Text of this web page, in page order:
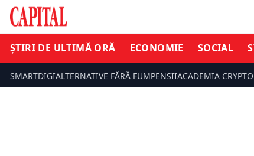
ȘTIRI DE ULTIMĂ ORĂ ECONOMIE SOCIAL
SMARTDIGIALTERNATIVE FĂRĂ FUMPENSIIACADEMIA CRYPTO